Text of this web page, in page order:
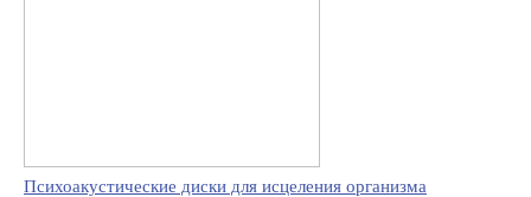
Психоакустические диски для исцеления организма